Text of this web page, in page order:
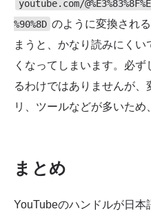
youtube.com/
%90%8D のように変換され
まうと、かなり読みにくい
くなってしまいます。必
るわけではありませんが
リ、ツールなどが多いため
まとめ
YouTubeのハンドルが日本